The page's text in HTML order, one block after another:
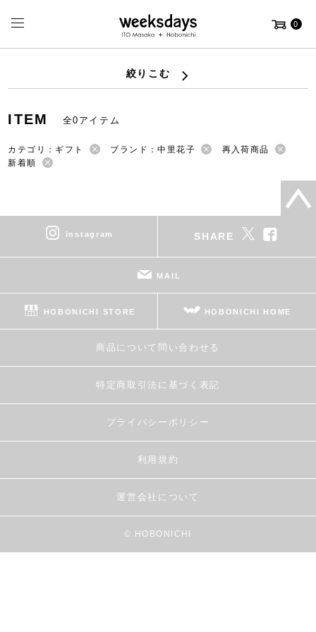
0
絞りこむ
ITEM 全0アイテム
カテゴリ：ギフト ブランド：中里花子
再入荷商品
新着順
instagram SHARE
MAIL
HOBONICHI STORE HOBONICHI HOME
商品について問い合わせる
特定商取引法に基づく表記
プライバシーポリシー
利用規約
運営会社について
© HOBONICHI